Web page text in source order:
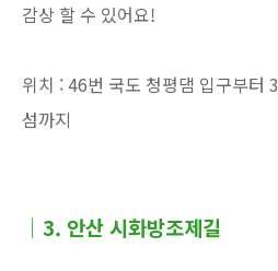
감상 할 수 있어요!
위치 : 46번 국도 청평댐 입구부터
섬까지
│3. 안산 시화방조제길